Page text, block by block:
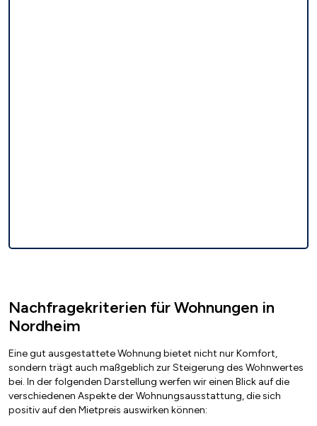
Nachfragekriterien für Wohnungen in
Nordheim
Eine gut ausgestattete Wohnung bietet nicht nur Komfort,
sondern trägt auch maßgeblich zur Steigerung des Wohnwertes
bei. In der folgenden Darstellung werfen wir einen Blick auf die
verschiedenen Aspekte der Wohnungsausstattung, die sich
positiv auf den Mietpreis auswirken können: